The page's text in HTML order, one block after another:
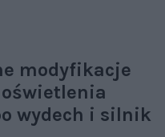
modyfikacje
wydech i silnik